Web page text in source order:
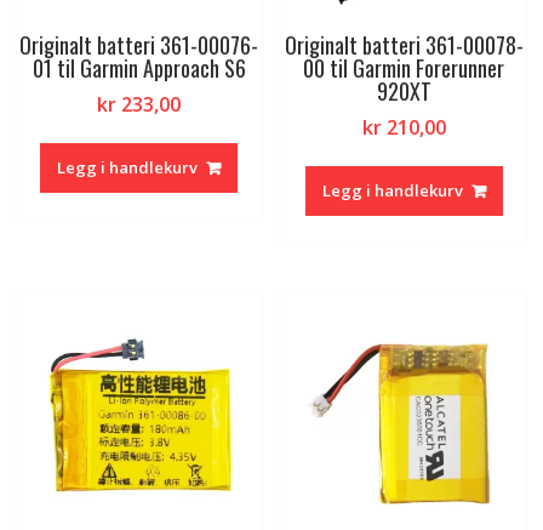
Originalt batteri 361-00076-
01 til Garmin Approach S6
kr 233,00
Legg i handlekurv
Originalt batteri 361-00078-
00 til Garmin Forerunner
920XT
kr210,00
Legg i handlekurv